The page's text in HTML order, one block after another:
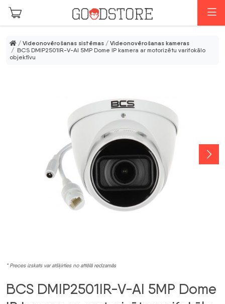
Skip to main content
/ Videonovērošanas sistēmas / Videonovērošanas kameras
/ BCS DMIP2501IR-V-AI 5MP Dome IP kamera ar motorizētu varifokālo
objektīvu
* Preces izskats var atšķirties no attēlā redzamās
BCS DMIP2501IR-V-AI 5MP Dome